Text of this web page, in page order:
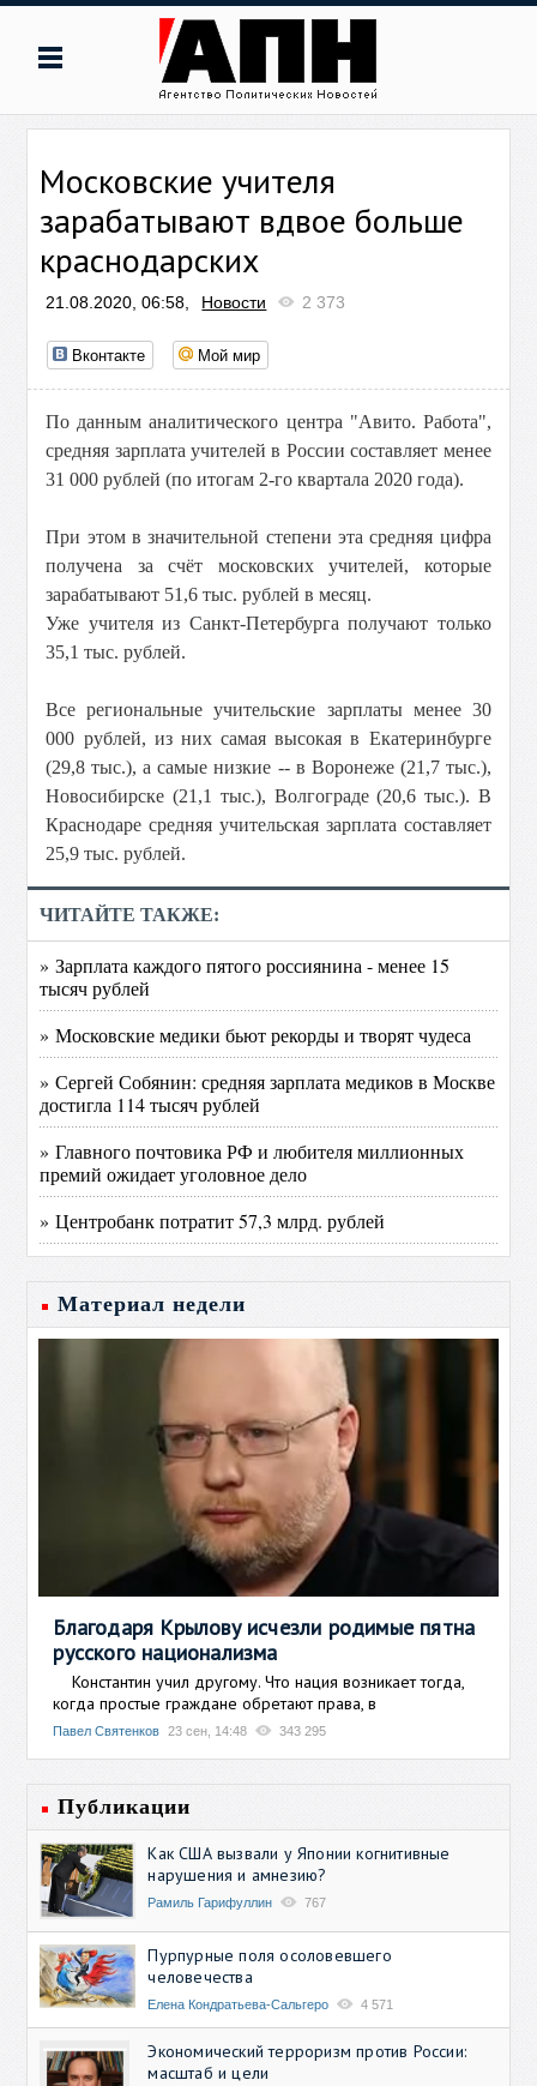
Московские учителя
зарабатывают вдвое больше
краснодарских
21.08.2020, 06:58, Новости 2 373
Вконтакте Мой мир
По данным аналитического центра "Авито. Работа",
средняя зарплата учителей в России составляет менее
31 000 рублей (по итогам 2-го квартала 2020 года).
При этом в значительной степени эта средняя цифра
получена за счёт московских учителей, которые
зарабатывают 51,6 тыс. рублей в месяц.
Уже учителя из Санкт-Петербурга получают только
35,1 тыс. рублей.
Все региональные учительские зарплаты менее 30
000 рублей, из них самая высокая в Екатеринбурге
(29,8 тыс.), а самые низкие -- в Воронеже (21,7 тыс.),
Новосибирске (21,1 тыс.), Волгограде (20,6 тыс.). В
Краснодаре средняя учительская зарплата составляет
25,9 тыс. рублей.
ЧИТАЙТЕ ТАКЖЕ:
» Зарплата каждого пятого россиянина - менее 15
тысяч рублей
» Московские медики бьют рекорды и творят чудеса
» Сергей Собянин: средняя зарплата медиков в Москве
достигла 114 тысяч рублей
» Главного почтовика РФ и любителя миллионных
премий ожидает уголовное дело
» Центробанк потратит 57,3 млрд. рублей
Материал недели
Благодаря Крылову исчезли родимые пятна
русского национализма
Константин учил другому. Что нация возникает тогда,
когда простые граждане обретают права, в
Павел Святенков 23 сен, 14:48 343 295
Публикации
Как США вызвали у Японии когнитивные
нарушения и амнезию?
Рамиль Гарифуллин 767
Пурпурные поля осоловевшего
человечества
Елена Кондратьева-Сальгеро 4 571
Экономический терроризм против России:
масштаб и цели